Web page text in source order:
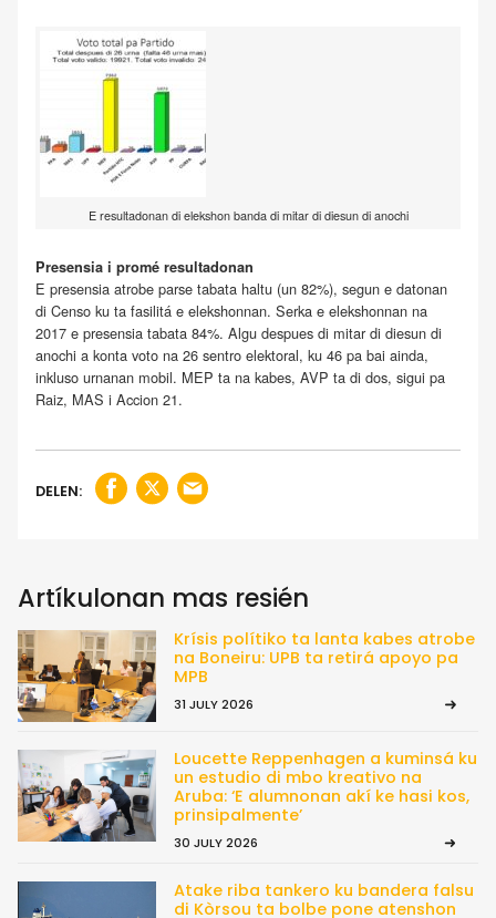
E resultadonan di elekshon banda di mitar di diesun di anochi
Presensia i promé resultadonan
E presensia atrobe parse tabata haltu (un 82%), segun e datonan
di Censo ku ta fasilitá e elekshonnan. Serka e elekshonnan na
2017 e presensia tabata 84%. Algu despues di mitar di diesun di
anochi a konta voto na 26 sentro elektoral, ku 46 pa bai ainda,
inkluso urnanan mobil. MEP ta na kabes, AVP ta di dos, sigui pa
Raiz, MAS i Accion 21.
DELEN:
Artíkulonan mas resién
Krísis polítiko ta lanta kabes atrobe
na Boneiru: UPB ta retirá apoyo pa
MPB
31 JULY 2026
Loucette Reppenhagen a kuminsá ku
un estudio di mbo kreativo na
Aruba: ‘E alumnonan akí ke hasi kos,
prinsipalmente’
30 JULY 2026
Atake riba tankero ku bandera falsu
di Kòrsou ta bolbe pone atenshon